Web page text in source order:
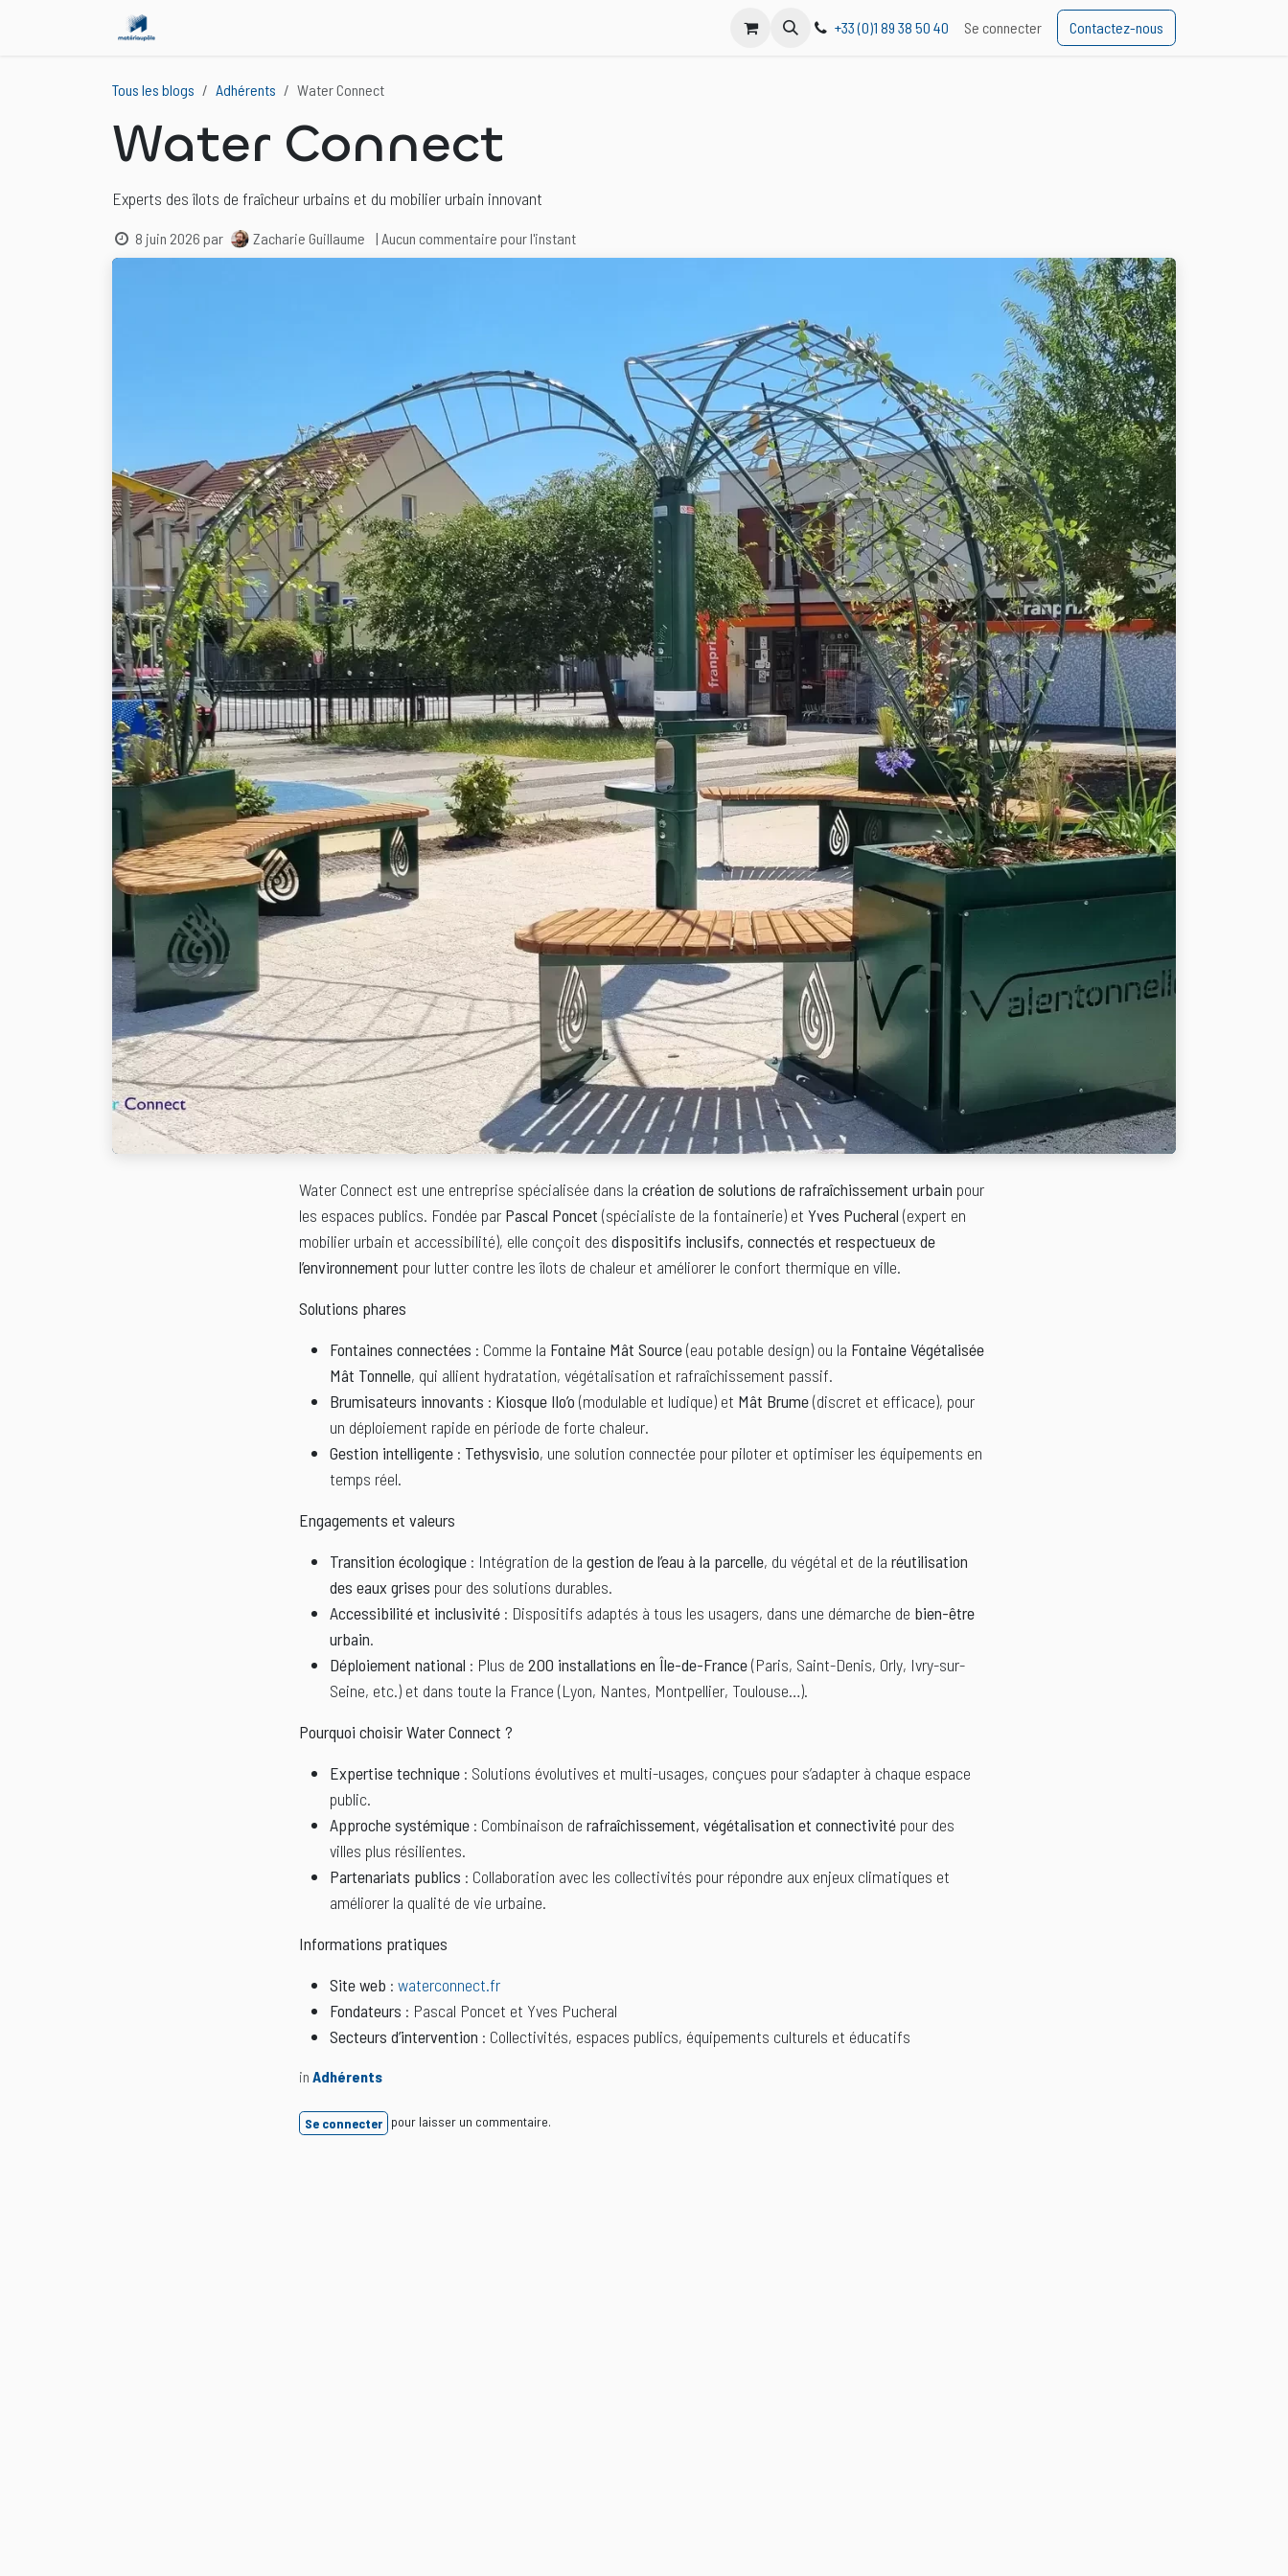
+33 (0)1 89 38 50 40 Se connecter Contactez-nous
Tous les blogs Adhérents Water Connect
Water Connect
Experts des îlots de fraîcheur urbains et du mobilier urbain innovant
8 juin 2026 par Zacharie Guillaume | Aucun commentaire pour l'instant
Water Connect est une entreprise spécialisée dans la création de solutions de rafraîchissement urbain pour
les espaces publics. Fondée par Pascal Poncet (spécialiste de la fontainerie) et Yves Pucheral (expert en
mobilier urbain et accessibilité), elle conçoit des dispositifs inclusifs, connectés et respectueux de
l’environnement pour lutter contre les îlots de chaleur et améliorer le confort thermique en ville.
Solutions phares
Fontaines connectées : Comme la Fontaine Mât Source(eau potable design) ou la Fontaine Végétalisée
Mât Tonnelle, qui allient hydratation, végétalisation et rafraîchissement passif.
Brumisateurs innovants : Kiosque Ilo’o (modulable et ludique) et Mât Brume(discret et efficace), pour
un déploiement rapide en période de forte chaleur.
Gestion intelligente : Tethysvisio, une solution connectée pour piloter et optimiser les équipements en
temps réel.
Engagements et valeurs
Transition écologique : Intégration de la gestion de l’eau à la parcelle, du végétal et de la réutilisation
des eaux grises pour des solutions durables.
Accessibilité et inclusivité : Dispositifs adaptés à tous les usagers, dans une démarche de bien-être
urbain.
Déploiement national : Plus de 200 installations en Île-de-France(Paris, Saint-Denis, Orly, Ivry-sur-
Seine, etc.) et dans toute la France (Lyon, Nantes, Montpellier, Toulouse…).
Pourquoi choisir Water Connect ?
Expertise technique : Solutions évolutives et multi-usages, conçues pour s’adapter à chaque espace
public.
Approche systémique : Combinaison de rafraîchissement, végétalisation et connectivité pour des
villes plus résilientes.
Partenariats publics : Collaboration avec les collectivités pour répondre aux enjeux climatiques et
améliorer la qualité de vie urbaine.
Informations pratiques
Site web : waterconnect.fr
Fondateurs : Pascal Poncet et Yves Pucheral
Secteurs d’intervention : Collectivités, espaces publics, équipements culturels et éducatifs
in Adhérents
Se connecter pour laisser un commentaire.